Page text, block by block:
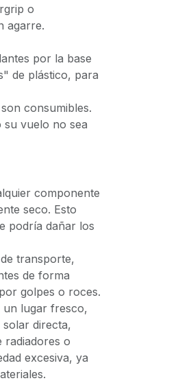
o
agarre.
por la base
de plástico, para
consumibles.
su vuelo no sea
componente
seco. Esto
podría dañar los
transporte,
de forma
golpes o roces.
un lugar fresco,
directa,
radiadores o
excesiva, ya